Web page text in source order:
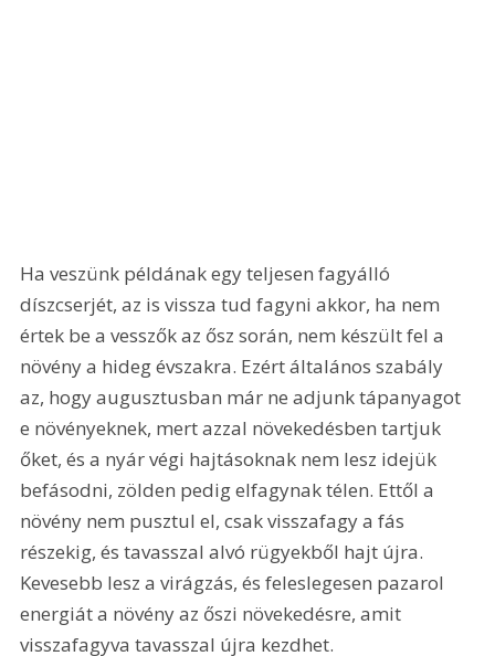
Ha veszünk példának egy teljesen fagyálló
díszcserjét, az is vissza tud fagyni akkor, ha nem
értek be a vesszők az ősz során, nem készült fel a
növény a hideg évszakra. Ezért általános szabály
az, hogy augusztusban már ne adjunk tápanyagot
e növényeknek, mert azzal növekedésben tartjuk
őket, és a nyár végi hajtásoknak nem lesz idejük
befásodni, zölden pedig elfagynak télen. Ettől a
növény nem pusztul el, csak visszafagy a fás
részekig, és tavasszal alvó rügyekből hajt újra.
Kevesebb lesz a virágzás, és feleslegesen pazarol
energiát a növény az őszi növekedésre, amit
visszafagyva tavasszal újra kezdhet.